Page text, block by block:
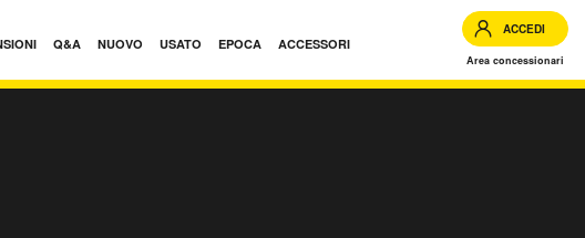
Q&A NUOVO USATO EPOCA ACCESSORI
ACCEDI
Area concessionari